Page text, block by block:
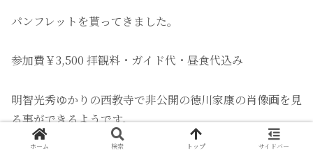
パンフレットを貰ってきました。
参加費￥3,500 拝観料・ガイド代・昼食代込み
明智光秀ゆかりの西教寺で非公開の徳川家康の肖像画を見
る事ができるようです。
ホーム 検索 トップ サイドバー